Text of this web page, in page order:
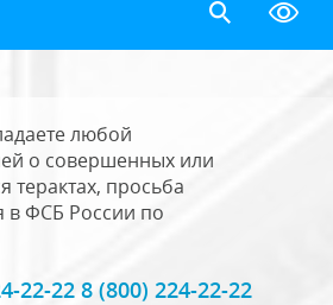
любой
о совершенных или
терактах, просьба
в ФСБ России по
22-22 8 (800) 224-22-22